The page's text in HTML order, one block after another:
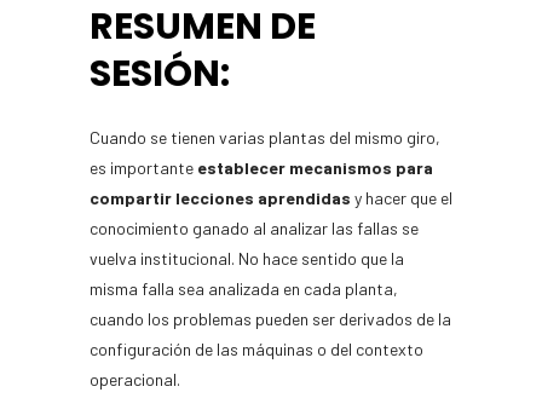
RESUMEN DE
SESIÓN:
Cuando se tienen varias plantas del mismo giro,
es importante establecer mecanismos para
compartir lecciones aprendidas y hacer que el
conocimiento ganado al analizar las fallas se
vuelva institucional. No hace sentido que la
misma falla sea analizada en cada planta,
cuando los problemas pueden ser derivados de la
configuración de las máquinas o del contexto
operacional.